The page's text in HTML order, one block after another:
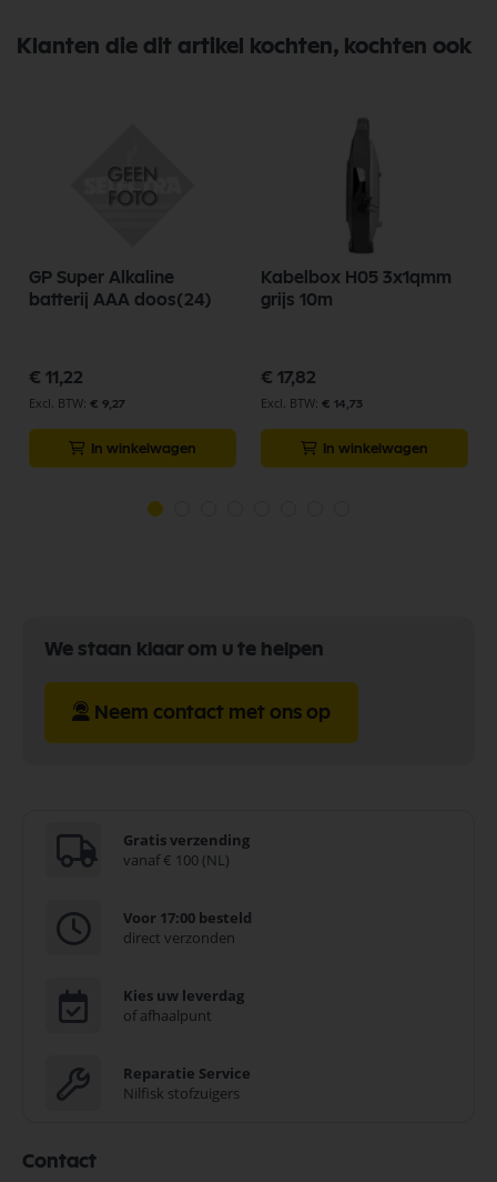
Klanten die dit artikel kochten, kochten ook
GP Super Alkaline
batterij AAA doos(24)
€ 11,22
€ 9,27
In winkelwagen
Kabelbox H05 3x1qmm
grijs 10m
€ 17,82
€ 14,73
In winkelwagen
We staan klaar om u te helpen
Neem contact met ons op
Gratis verzending
vanaf € 100 (NL)
Voor 17:00 besteld
direct verzonden
Kies uw leverdag
of afhaalpunt
Reparatie Service
Nilfisk stofzuigers
Contact